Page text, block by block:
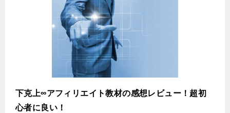
下克上∞アフィリエイト教材の感想レビュー！超初
心者に良い！